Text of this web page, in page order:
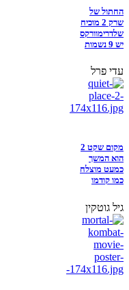
החתול של
שרק 2 מוכיח
שלדרימוורקס
יש 9 נשמות
עדי פרל
מקום שקט 2
הוא המשך
כמעט מוצלח
כמו קודמו
גיל גוטקין